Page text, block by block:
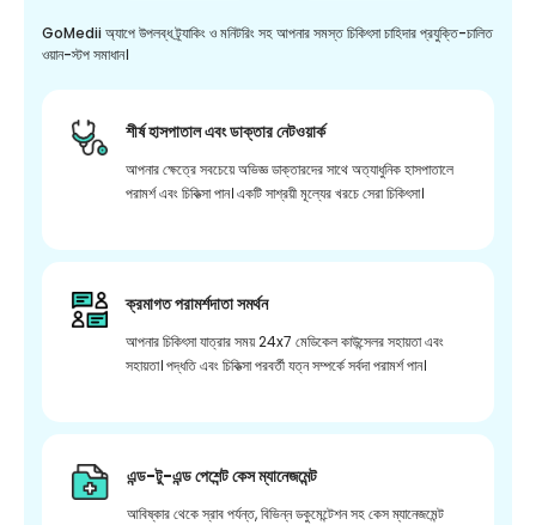
GoMedii অ্যাপে উপলব্ধ ট্র্যাকিং ও মনিটরিং সহ আপনার সমস্ত চিকিৎসা চাহিদার প্রযুক্তি-চালিত
ওয়ান-স্টপ সমাধান।
শীর্ষ হাসপাতাল এবং ডাক্তার নেটওয়ার্ক
আপনার ক্ষেত্রে সবচেয়ে অভিজ্ঞ ডাক্তারদের সাথে অত্যাধুনিক হাসপাতালে
পরামর্শ এবং চিকিত্সা পান। একটি সাশ্রয়ী মূল্যের খরচে সেরা চিকিৎসা।
ক্রমাগত পরামর্শদাতা সমর্থন
আপনার চিকিৎসা যাত্রার সময় 24x7 মেডিকেল কাউন্সেলর সহায়তা এবং
সহায়তা। পদ্ধতি এবং চিকিত্সা পরবর্তী যত্ন সম্পর্কে সর্বদা পরামর্শ পান।
এন্ড-টু-এন্ড পেশেন্ট কেস ম্যানেজমেন্ট
আবিষ্কার থেকে স্রাব পর্যন্ত, বিভিন্ন ডকুমেন্টেশন সহ কেস ম্যানেজমেন্ট